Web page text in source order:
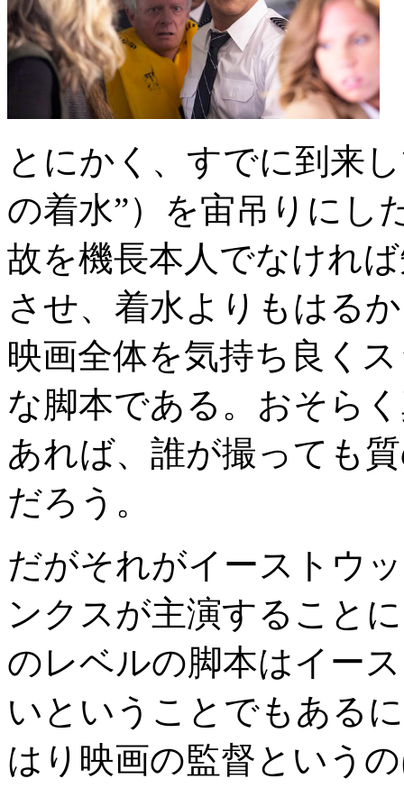
とにかく、すでに到来
の着水”）を宙吊りにし
故を機長本人でなけれ
させ、着水よりもはる
映画全体を気持ち良く
な脚本である。おそら
あれば、誰が撮っても
だろう。
だがそれがイーストウ
ンクスが主演すること
のレベルの脚本はイー
いということでもある
はり映画の監督という